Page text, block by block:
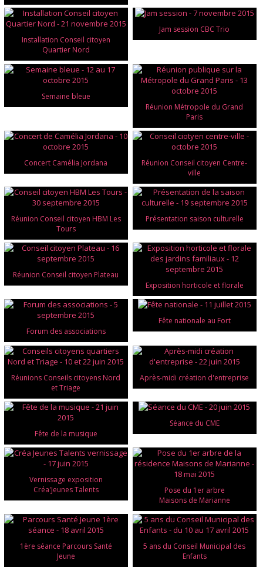
Installation Conseil citoyen
Quartier Nord
Jam session CBC Trio
Semaine bleue
Réunion Métropole du Grand
Paris
Concert Camélia Jordana
Réunion Conseil citoyen Centre-
ville
Réunion Conseil citoyen HBM Les
Tours
Présentation saison culturelle
Réunion Conseil citoyen Plateau
Exposition horticole et florale
Forum des associations
Fête nationale au Fort
Réunions Conseils citoyens Nord
et Triage
Après-midi création d'entreprise
Fête de la musique
Séance du CME
Vernissage exposition
Créa'Jeunes Talents
Pose du 1er arbre
Maisons de Marianne
1ère séance Parcours Santé
Jeune
5 ans du Conseil Municipal des
Enfants